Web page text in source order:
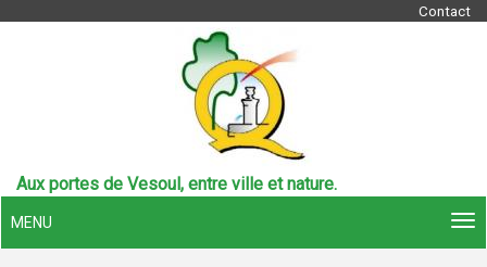
Contact
Aux portes de Vesoul, entre ville et nature.
MENU